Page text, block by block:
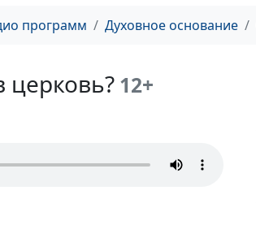
программ Духовное основание
церковь? 12+